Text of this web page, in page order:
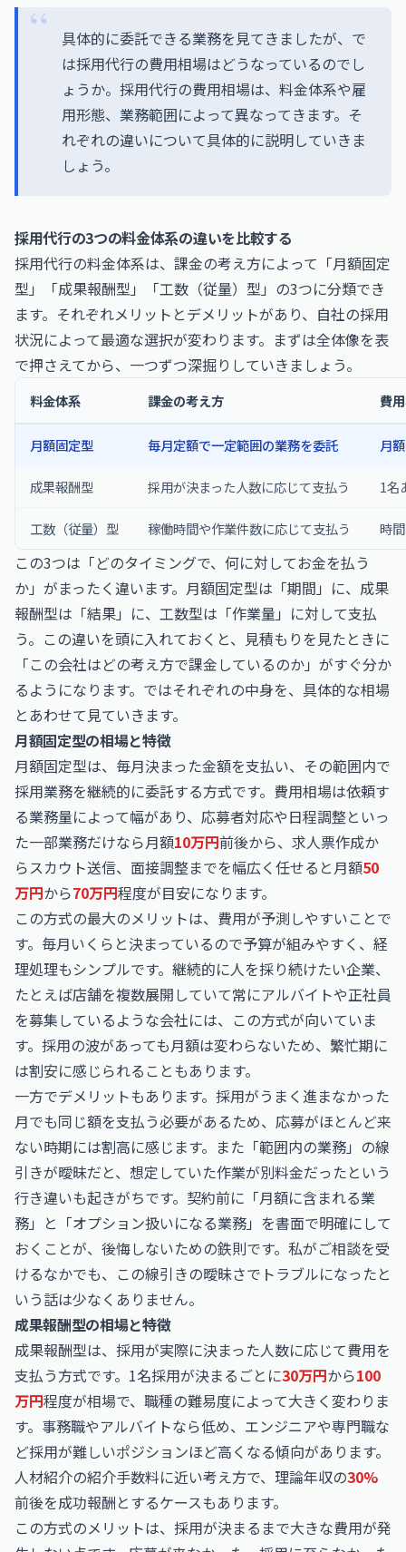
具体的に委託できる業務を見てきましたが、で
は採用代行の費用相場はどうなっているのでし
ょうか。採用代行の費用相場は、料金体系や雇
用形態、業務範囲によって異なってきます。そ
れぞれの違いについて具体的に説明していきま
しょう。
採用代行の3つの料金体系の違いを比較する
採用代行の料金体系は、課金の考え方によって「月額固定
型」「成果報酬型」「工数（従量）型」の3つに分類でき
ます。それぞれメリットとデメリットがあり、自社の採用
状況によって最適な選択が変わります。まずは全体像を表
で押さえてから、一つずつ深掘りしていきましょう。
料金体系 課金の考え方 費
月額固定型 毎月定額で一定範囲の業務を委託 月
成果報酬型 採用が決まった人数に応じて支払う 1名
工数（従量）型 稼働時間や作業件数に応じて支払う 時
この3つは「どのタイミングで、何に対してお金を払う
か」がまったく違います。月額固定型は「期間」に、成果
報酬型は「結果」に、工数型は「作業量」に対して支払
う。この違いを頭に入れておくと、見積もりを見たときに
「この会社はどの考え方で課金しているのか」がすぐ分か
るようになります。ではそれぞれの中身を、具体的な相場
とあわせて見ていきます。
月額固定型の相場と特徴
月額固定型は、毎月決まった金額を支払い、その範囲内で
採用業務を継続的に委託する方式です。費用相場は依頼す
る業務量によって幅があり、応募者対応や日程調整といっ
た一部業務だけなら月額10万円前後から、求人票作成か
らスカウト送信、面接調整までを幅広く任せると月額50
万円から70万円程度が目安になります。
この方式の最大のメリットは、費用が予測しやすいことで
す。毎月いくらと決まっているので予算が組みやすく、経
理処理もシンプルです。継続的に人を採り続けたい企業、
たとえば店舗を複数展開していて常にアルバイトや正社員
を募集しているような会社には、この方式が向いていま
す。採用の波があっても月額は変わらないため、繁忙期に
は割安に感じられることもあります。
一方でデメリットもあります。採用がうまく進まなかった
月でも同じ額を支払う必要があるため、応募がほとんど来
ない時期には割高に感じます。また「範囲内の業務」の線
引きが曖昧だと、想定していた作業が別料金だったという
行き違いも起きがちです。契約前に「月額に含まれる業
務」と「オプション扱いになる業務」を書面で明確にして
おくことが、後悔しないための鉄則です。私がご相談を受
けるなかでも、この線引きの曖昧さでトラブルになったと
いう話は少なくありません。
成果報酬型の相場と特徴
成果報酬型は、採用が実際に決まった人数に応じて費用を
支払う方式です。1名採用が決まるごとに30万円から100
万円程度が相場で、職種の難易度によって大きく変わりま
す。事務職やアルバイトなら低め、エンジニアや専門職な
ど採用が難しいポジションほど高くなる傾向があります。
人材紹介の紹介手数料に近い考え方で、理論年収の30%
前後を成功報酬とするケースもあります。
この方式のメリットは、採用が決まるまで大きな費用が発